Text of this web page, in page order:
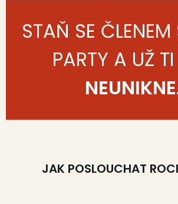
STAŇ SE ČLENEM
PARTY A UŽ TI
NEUNIKNE
JAK POSLOUCHAT